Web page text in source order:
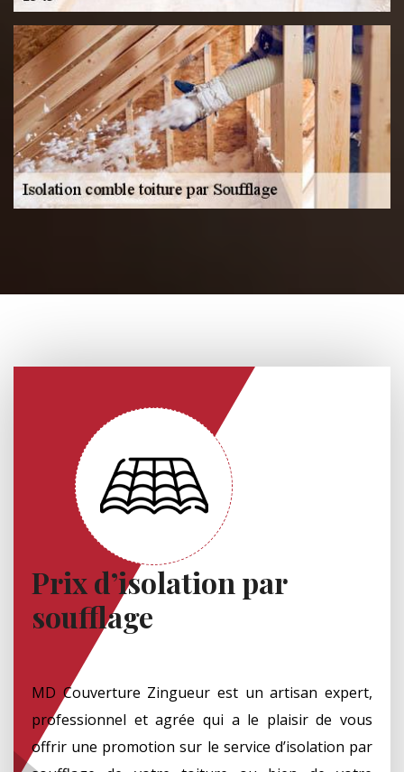
Prix d’isolation par
soufflage
MD Couverture Zingueur est un artisan expert,
professionnel et agrée qui a le plaisir de vous
offrir une promotion sur le service d’isolation par